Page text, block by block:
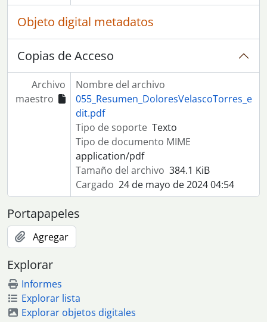
Objeto digital metadatos
Copias de Acceso
Archivo
maestro
Nombre del archivo
055_Resumen_DoloresVelascoTorres_e
dit.pdf
Tipo de soporte Texto
Tipo de documento MIME
application/pdf
Tamaño del archivo 384.1 KiB
Cargado 24 de mayo de 2024 04:54
Portapapeles
Agregar
Explorar
Informes
Explorar lista
Explorar objetos digitales